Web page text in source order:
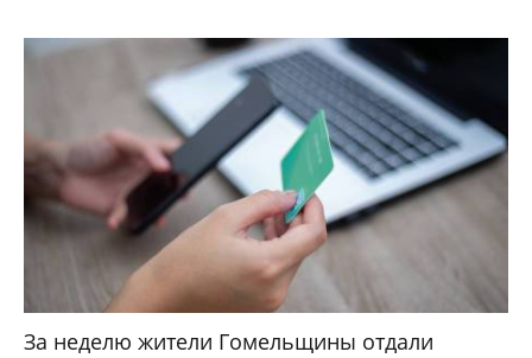
За неделю жители Гомельщины отдали